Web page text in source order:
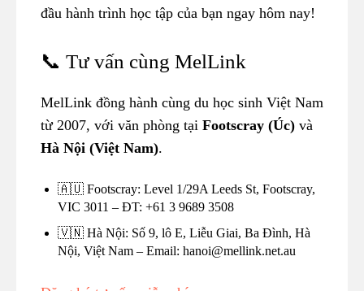
đầu hành trình học tập của bạn ngay hôm nay!
📞 Tư vấn cùng MelLink
MelLink đồng hành cùng du học sinh Việt Nam
từ 2007, với văn phòng tại Footscray (Úc) và
Hà Nội (Việt Nam).
🇦🇺 Footscray: Level 1/29A Leeds St, Footscray,
VIC 3011 – ĐT: +61 3 9689 3508
🇻🇳 Hà Nội: Số 9, lô E, Liễu Giai, Ba Đình, Hà
Nội, Việt Nam – Email: hanoi@mellink.net.au